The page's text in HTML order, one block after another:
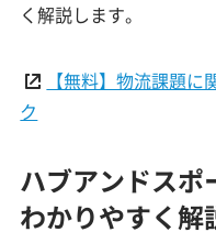
く解説します。
【無料】物流課題
ク
ハブアンドスポ
わかりやすく解